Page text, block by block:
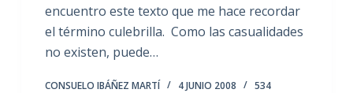
encuentro este texto que me hace recordar
el término culebrilla. Como las casualidades
no existen, puede…
CONSUELO IBÁÑEZ MARTÍ 4 JUNIO 2008
534